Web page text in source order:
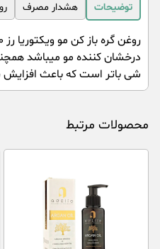
توضیحات هشدار مصرف
درخشان کننده مو میباشد
شی باتر است که باعث
محصولات مرتبط